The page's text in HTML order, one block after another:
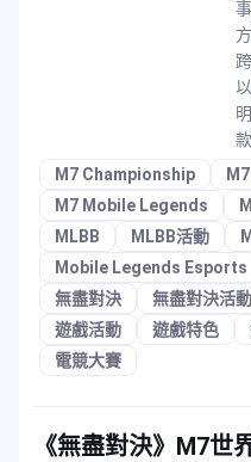
M7 Championship
M7 Mobile Legends
MLBB
MLBB活動
Mobile Legends Esports
無盡對決
無盡對決活動
遊戲活動
遊戲特色
電競大賽
《無盡對決》M7世